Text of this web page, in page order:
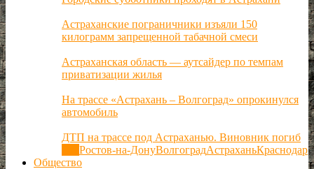
Астраханские пограничники изъяли 150
килограмм запрещенной табачной смеси
Астраханская область — аутсайдер по темпам
приватизации жилья
На трассе «Астрахань – Волгоград» опрокинулся
автомобиль
ДТП на трассе под Астраханью. Виновник погиб
Ростов-на-ДонуВолгоградАстраханьКраснодар
Общество